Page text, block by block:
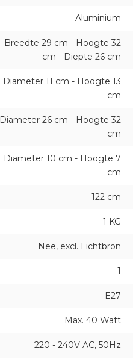
Aluminium
Breedte 29 cm - Hoogte 32
cm - Diepte 26 cm
Diameter 11 cm - Hoogte 13
cm
Diameter 26 cm - Hoogte 32
cm
Diameter 10 cm - Hoogte 7
cm
122 cm
1 KG
Nee, excl. Lichtbron
1
E27
Max. 40 Watt
220 - 240V AC, 50Hz